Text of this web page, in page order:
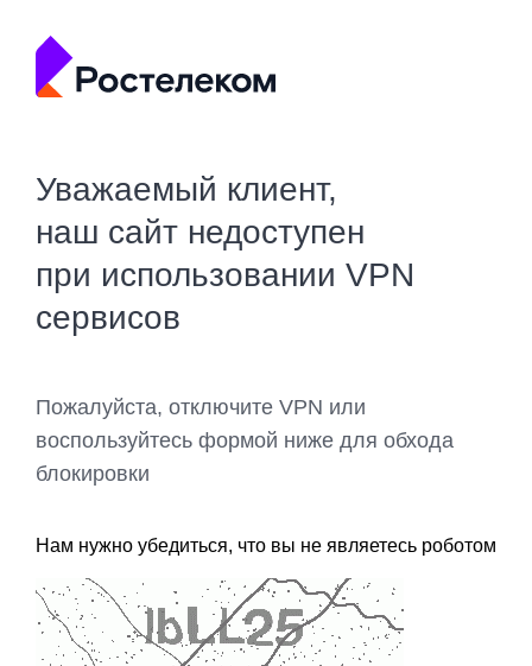
Уважаемый клиент,
наш сайт недоступен
при использовании VPN
сервисов
Пожалуйста, отключите VPN или
воспользуйтесь формой ниже для обхода
блокировки
Нам нужно убедиться, что вы не являетесь роботом